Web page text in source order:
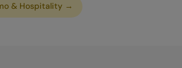
& Hospitality →